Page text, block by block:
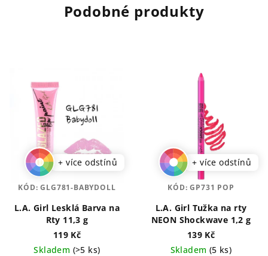
Podobné produkty
+ více odstínů
L.A. Girl Lesklá Barva na
Rty 11,3 g
119 Kč
Skladem (>5 ks)
KÓD:GLG781-BABYDOLL
+ více odstínů
L.A. Girl Tužka na rty
NEON Shockwave 1,2 g
139 Kč
Skladem (5 ks)
KÓD:GP731 POP